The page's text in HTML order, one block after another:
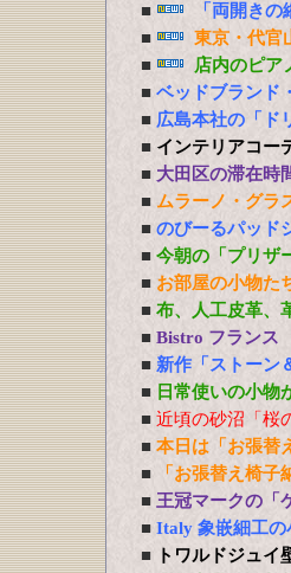
■
「両開き
■
東京・代官
■
店内のピア
■ ベッドブランド
■ 広島本社の「ド
■ インテリアコー
■ 大田区の滞在時
■ ムラーノ・グラ
■ のびーるパッド
■ 今朝の「プリザ
■ お部屋の小物た
■ 布、人工皮革、
■ Bistro フランス
■ 新作「ストーン
■ 日常使いの小物
■ 近頃の砂沼「桜
■ 本日は「お張替
■
「お張替え椅子
■ 王冠マークの「
■ Italy 象嵌細工の
■
トワルドジュイ